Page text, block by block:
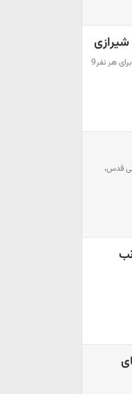
میزان زکات فطره از سوی آیت‌الله نوری همدانی و آیت‌الله مکارم شیرازی بر اساس قوت غالب گندم برای هر نفر9
قدس،